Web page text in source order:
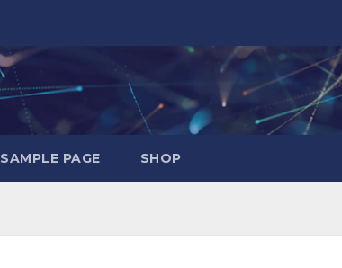
SAMPLE PAGE SHOP